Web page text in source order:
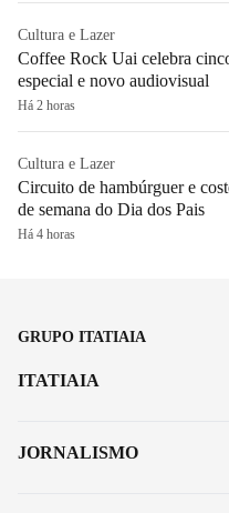
Cultura e Lazer
Coffee Rock Uai celebra
especial e novo audiovisual
Há 2 horas
Cultura e Lazer
Circuito de hambúrguer e
de semana do Dia dos Pais
Há 4 horas
GRUPO ITATIAIA
ITATIAIA
JORNALISMO